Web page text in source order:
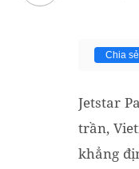
Chia sẻ
Jetstar
trần,
khẳng